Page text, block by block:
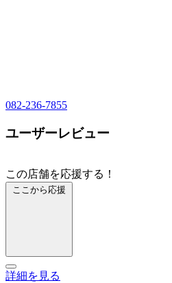
082-236-7855
ユーザーレビュー
この店舗を応援する！
ここから応援
詳細を見る